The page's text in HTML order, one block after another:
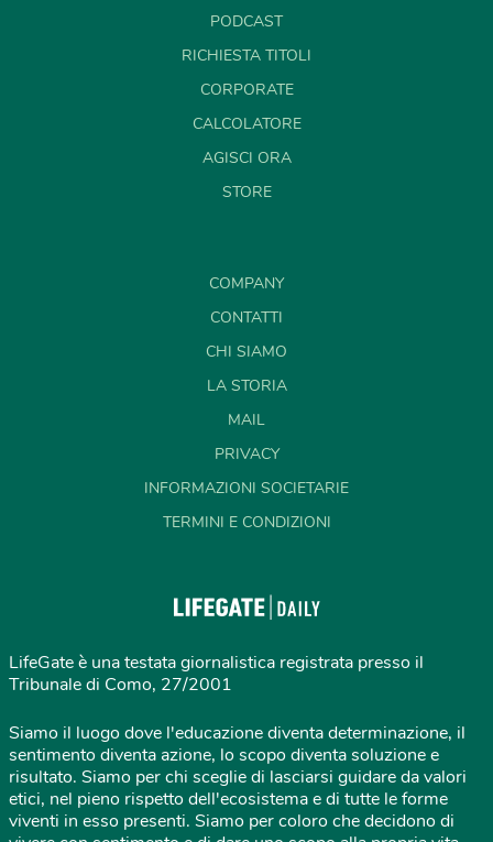
PODCAST
RICHIESTA TITOLI
CORPORATE
CALCOLATORE
AGISCI ORA
STORE
COMPANY
CONTATTI
CHI SIAMO
LA STORIA
MAIL
PRIVACY
INFORMAZIONI SOCIETARIE
TERMINI E CONDIZIONI
LifeGate è una testata giornalistica registrata presso il
Tribunale di Como, 27/2001
Siamo il luogo dove l'educazione diventa determinazione, il
sentimento diventa azione, lo scopo diventa soluzione e
risultato. Siamo per chi sceglie di lasciarsi guidare da valori
etici, nel pieno rispetto dell'ecosistema e di tutte le forme
viventi in esso presenti. Siamo per coloro che decidono di